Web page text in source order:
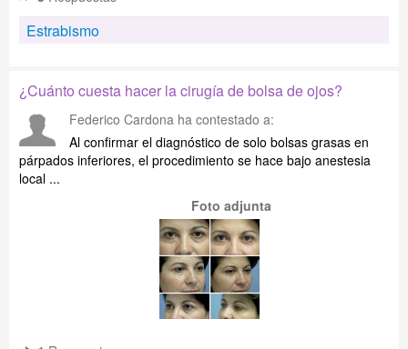
Estrabismo
¿Cuánto cuesta hacer la cirugía de bolsa de ojos?
Federico Cardona ha contestado a:
Al confirmar el diagnóstico de solo bolsas grasas en
párpados inferiores, el procedimiento se hace bajo anestesia
local ...
Foto adjunta